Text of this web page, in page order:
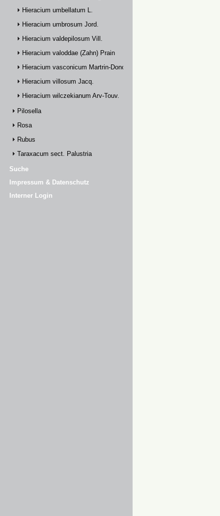
Hieracium umbellatum L.
Hieracium umbrosum Jord.
Hieracium valdepilosum Vill.
Hieracium valoddae (Zahn) Prain
Hieracium vasconicum Martrin-Donos
Hieracium villosum Jacq.
Hieracium wilczekianum Arv-Touv.
Pilosella
Rosa
Rubus
Taraxacum sect. Palustria
Suche
Impressum & Datenschutz
Interner Login